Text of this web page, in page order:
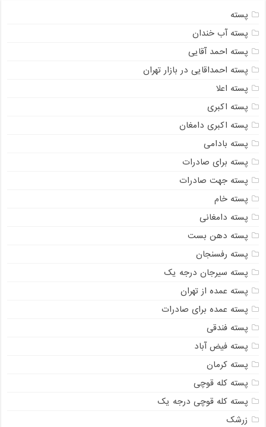
پسته
پسته آب خندان
پسته احمد آقایی
پسته احمداقایی در بازار تهران
پسته اعلا
پسته اکبری
پسته اکبری دامغان
پسته بادامی
پسته برای صادرات
پسته جهت صادرات
پسته خام
پسته دامغانی
پسته دهن بست
پسته رفسنجان
پسته سیرجان درجه یک
پسته عمده از تهران
پسته عمده برای صادرات
پسته فندقی
پسته فیض آباد
پسته کرمان
پسته کله قوچی
پسته کله قوچی درجه یک
زرشک